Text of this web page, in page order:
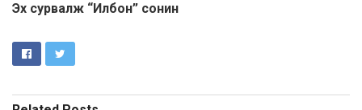
Эх сурвалж “Илбон” сонин